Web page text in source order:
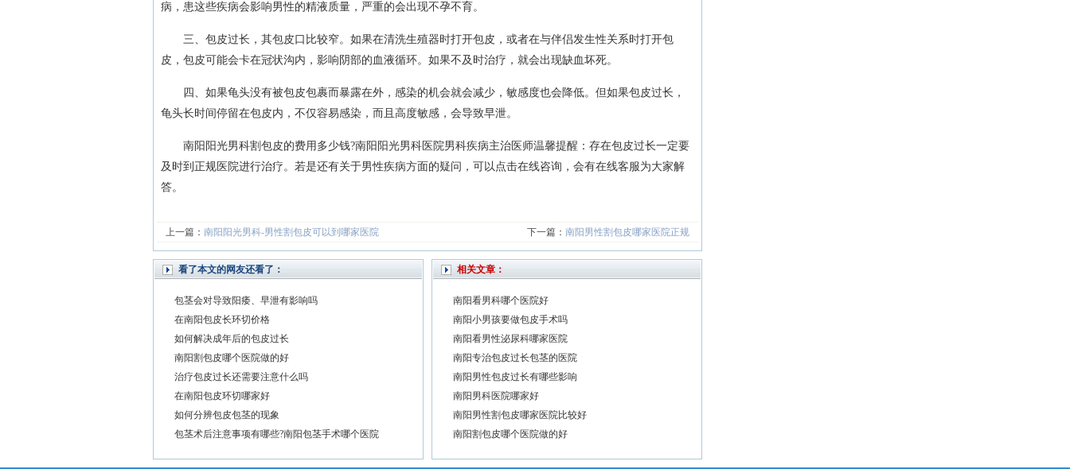
病，患这些疾病会影响男性的精液质量，严重的会出现不孕不育。
三、包皮过长，其包皮口比较窄。如果在清洗生殖器时打开包皮，或者在与伴侣发生性关系时打开包
皮，包皮可能会卡在冠状沟内，影响阴部的血液循环。如果不及时治疗，就会出现缺血坏死。
四、如果龟头没有被包皮包裹而暴露在外，感染的机会就会减少，敏感度也会降低。但如果包皮过长，
龟头长时间停留在包皮内，不仅容易感染，而且高度敏感，会导致早泄。
南阳阳光男科割包皮的费用多少钱?南阳阳光男科医院男科疾病主治医师温馨提醒：存在包皮过长一定要
及时到正规医院进行治疗。若是还有关于男性疾病方面的疑问，可以点击在线咨询，会有在线客服为大家解
答。
上一篇： 南阳阳光男科-男性割包皮可以到哪家医院 下一篇： 南阳男性割包皮哪家医院正规
看了本文的网友还看了：
包茎会对导致阳痿、早泄有影响吗
在南阳包皮长环切价格
如何解决成年后的包皮过长
南阳割包皮哪个医院做的好
治疗包皮过长还需要注意什么吗
在南阳包皮环切哪家好
如何分辨包皮包茎的现象
包茎术后注意事项有哪些?南阳包茎手术哪个医院
相关文章：
南阳看男科哪个医院好
南阳小男孩要做包皮手术吗
南阳看男性泌尿科哪家医院
南阳专治包皮过长包茎的医院
南阳男性包皮过长有哪些影响
南阳男科医院哪家好
南阳男性割包皮哪家医院比较好
南阳割包皮哪个医院做的好